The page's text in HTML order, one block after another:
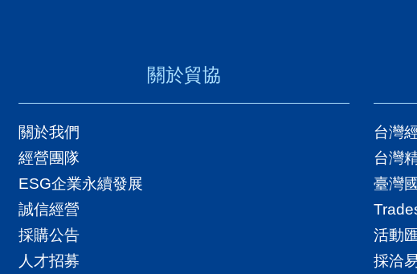
關於貿協
關於我們
經營團隊
ESG企業永續發展
誠信經營
採購公告
人才招募
台灣
台灣
臺灣
活動
採洽